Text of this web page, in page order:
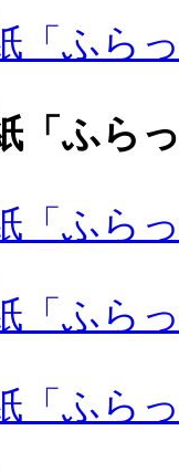
「ふら
「ふら
「ふら
「ふら
「ふら